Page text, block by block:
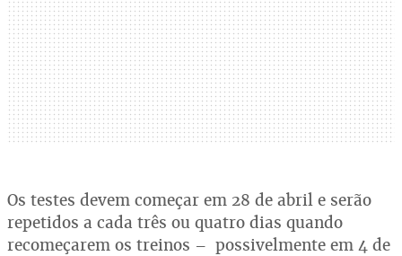
Os testes devem começar em 28 de abril e serão
repetidos a cada três ou quatro dias quando
recomeçarem os treinos – possivelmente em 4 de